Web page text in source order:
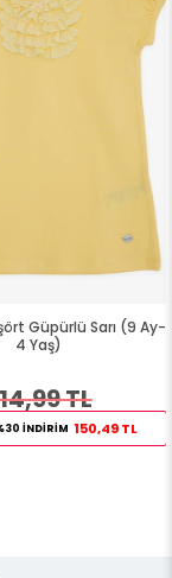
Güpürlü Sarı (9 Ay-
4 Yaş)
TL
İNDİRİM 150,49 TL